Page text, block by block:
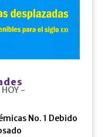
-
No. 1 Debido